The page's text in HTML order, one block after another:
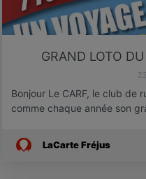
GRAND LOTO
Bonjour Le CARF, le club de
comme chaque année son
LaCarte Fréjus